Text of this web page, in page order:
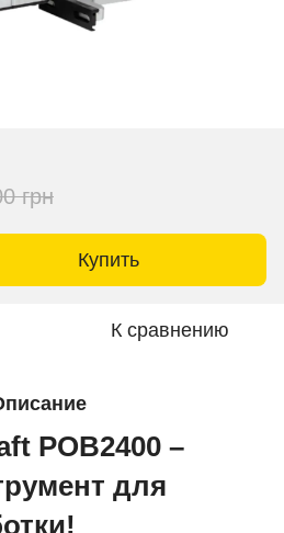
грн
Купить
К сравнению
POB2400 –
для